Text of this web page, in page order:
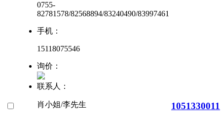
0755-
82781578/82568894/83240490/83997461
手机：
15118075546
询价：
联系人：
肖小姐/李先生 1051330011